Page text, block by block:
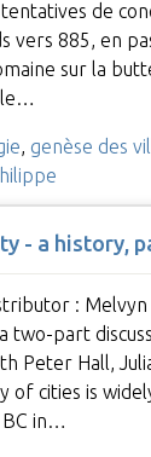
tentatives de
vers 885, en
sur la
le…
, genèse des
- a history,
: Melvyn
two-part
Peter Hall,
of cities is
in…